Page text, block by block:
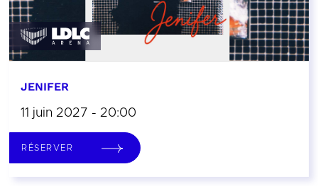
JENIFER
11 juin 2027 - 20:00
RÉSERVER